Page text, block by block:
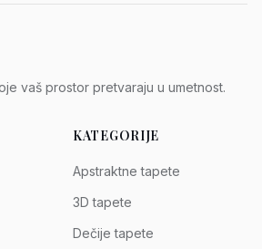
vaš prostor pretvaraju u umetnost.
KATEGORIJE
Apstraktne tapete
3D tapete
Dečije tapete